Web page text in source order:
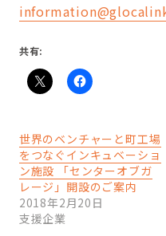
共有:
世界のベンチャーと町工場
をつなぐインキュベーショ
ン施設 「センターオブガ
レージ」開設のご案内
2018年2月20日
支援企業